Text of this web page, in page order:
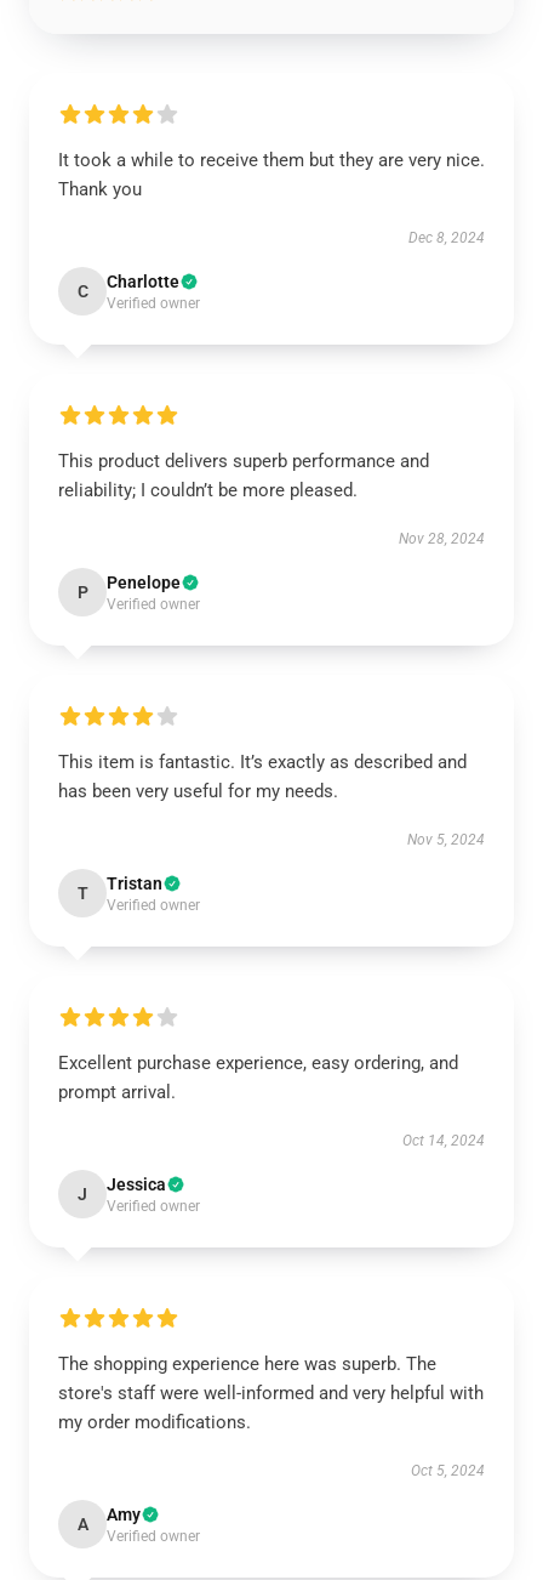
It took a while to receive them but they are very nice.
Thank you
Dec 8, 2024
C Charlotte
Verified owner
This product delivers superb performance and
reliability; I couldn’t be more pleased.
Nov 28, 2024
P Penelope
Verified owner
This item is fantastic. It’s exactly as described and
has been very useful for my needs.
Nov 5, 2024
T Tristan
Verified owner
Excellent purchase experience, easy ordering, and
prompt arrival.
Oct 14, 2024
J Jessica
Verified owner
The shopping experience here was superb. The
store's staff were well-informed and very helpful with
my order modifications.
Oct 5, 2024
A Amy
Verified owner